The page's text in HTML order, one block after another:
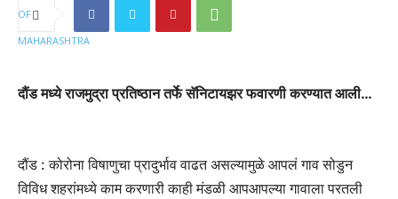
दौंड मध्ये राजमुद्रा प्रतिष्ठान तर्फे सॅनिटायझर फवारणी करण्यात आली…
दौंड : कोरोना विषाणुचा प्रादुर्भाव वाढत असल्यामुळे आपलं गाव सोडुन
विविध शहरांमध्ये काम करणारी काही मंडळी आपआपल्या गावाला परतली